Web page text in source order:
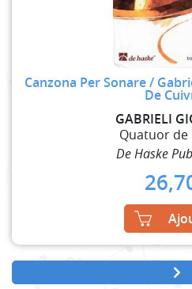
Canzona Per Sonare /
De
GABRIELI
Quatuor de
De Haske